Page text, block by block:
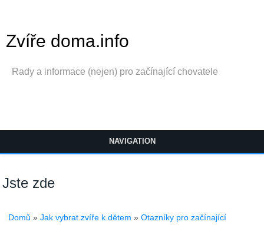
Zvíře doma.info
Rady a informace (nejen) pro začínající chovatele
NAVIGATION
Jste zde
Domů »Jak vybrat zvíře k dětem »Otazníky pro začínající